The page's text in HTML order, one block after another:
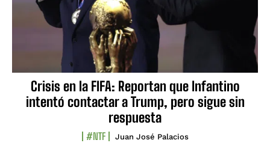
Crisis en la FIFA: Reportan que Infantino
intentó contactar a Trump, pero sigue sin
respuesta
#NTF Juan José Palacios